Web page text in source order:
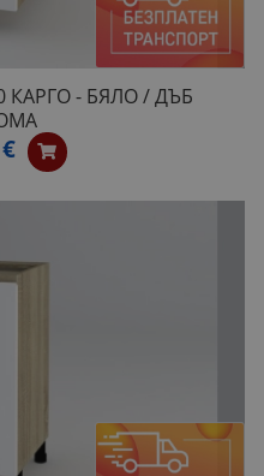
КАРГО - БЯЛО / ДЪБ